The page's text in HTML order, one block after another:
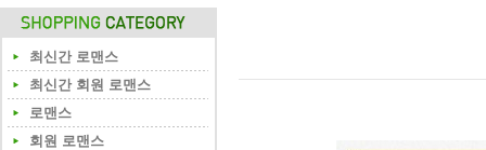
최신간 로맨스
최신간 회원 로맨스
로맨스
회원 로맨스